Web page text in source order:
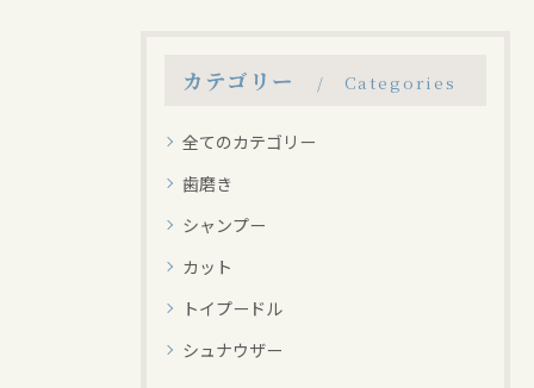
カテゴリー Categories
全てのカテゴリー
歯磨き
シャンプー
カット
トイプードル
シュナウザー